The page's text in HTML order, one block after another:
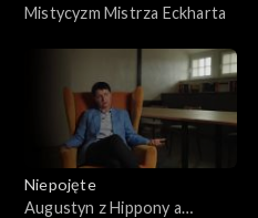
Mistycyzm Mistrza Eckharta
Niepojęte
Augustyn z Hippony a